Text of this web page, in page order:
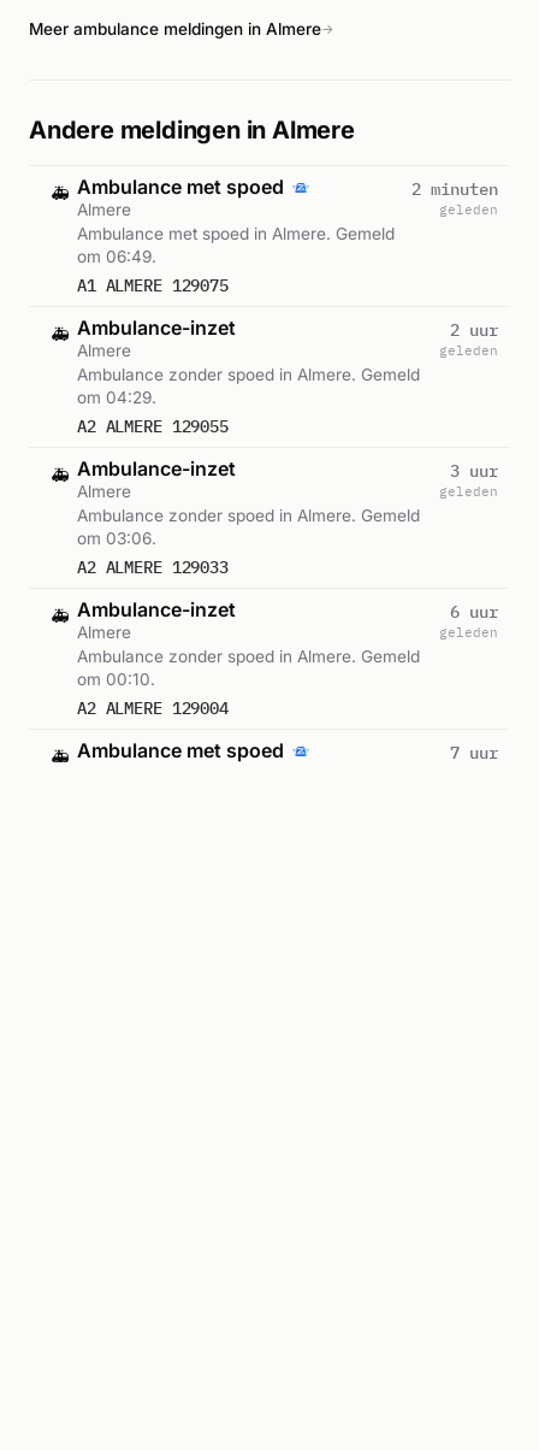
Meer ambulance meldingen in Almere→
Andere meldingen in Almere
🚑 Ambulance met spoed
Almere
Ambulance met spoed in Almere. Gemeld
om 06:49.
A1 ALMERE 129075
2 minuten
geleden
🚑 Ambulance-inzet
Almere
Ambulance zonder spoed in Almere. Gemeld
om 04:29.
A2 ALMERE 129055
2 uur
geleden
🚑 Ambulance-inzet
Almere
Ambulance zonder spoed in Almere. Gemeld
om 03:06.
A2 ALMERE 129033
3 uur
geleden
🚑 Ambulance-inzet
Almere
Ambulance zonder spoed in Almere. Gemeld
om 00:10.
A2 ALMERE 129004
6 uur
geleden
🚑 Ambulance met spoed 7 uur